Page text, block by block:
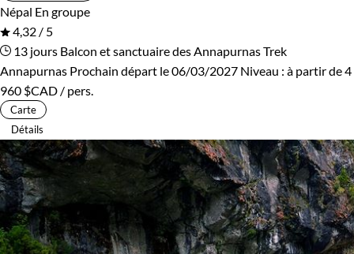
Népal En groupe
4,32 / 5
13 jours Balcon et sanctuaire des AnnapurnasTrek
Annapurnas Prochain départ le 06/03/2027 Niveau : à partir de4
960 $CAD / pers.
Carte
Détails